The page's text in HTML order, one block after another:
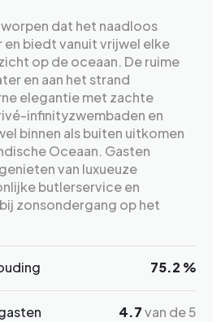
dat het naadloos
en biedt vanuit vrijwel elke
op de oceaan. De ruime
en aan het strand
elegantie met zachte
infinityzwembaden en
binnen als buiten uitkomen
Oceaan. Gasten
van luxueuze
butlerservice en
zonsondergang op het
75.2 %
4.7van de 5